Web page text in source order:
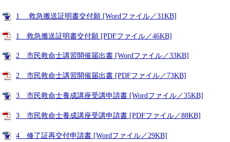
1 救急搬送証明書交付願 [Wordファイル／31KB]
1 救急搬送証明書交付願 [PDFファイル／46KB]
2 市民救命士講習開催届出書 [Wordファイル／33KB]
2 市民救命士講習開催届出書 [PDFファイル／73KB]
3 市民救命士養成講座受講申請書 [Wordファイル／35KB]
3 市民救命士養成講座受講申請書 [PDFファイル／88KB]
4 修了証再交付申請書 [Wordファイル／29KB]